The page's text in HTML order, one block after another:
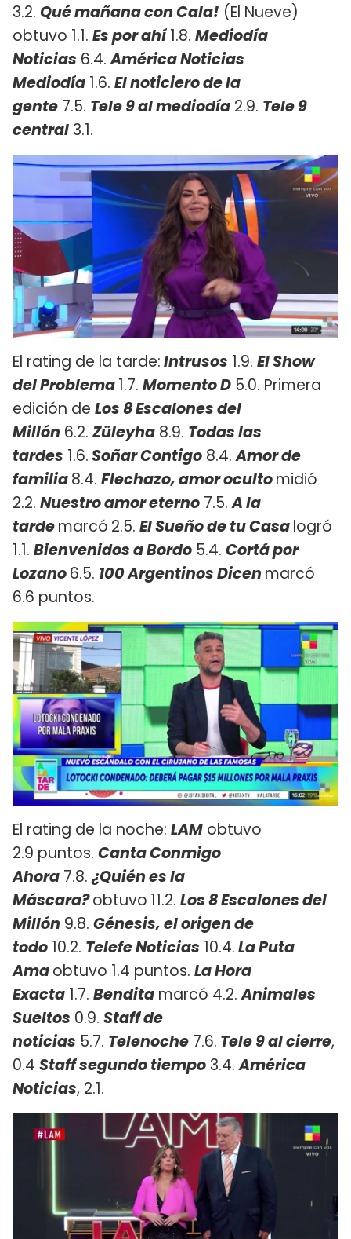
3.2. Qué mañana con Cala! (El Nueve)
obtuvo 1.1. Es por ahí1.8. Mediodía
Noticias 6.4.América Noticias
Mediodía 1.6. El noticiero de la
gente 7.5. Tele 9 al mediodía 2.9. Tele 9
central 3.1.
El rating de la tarde:Intrusos 1.9. El Show
del Problema1.7. Momento D 5.0. Primera
edición de Los 8 Escalones del
Millón 6.2. Züleyha 8.9. Todas las
tardes 1.6.Soñar Contigo 8.4.Amor de
familia8.4. Flechazo, amor ocultomidió
2.2. Nuestro amor eterno 7.5.A la
tardemarcó 2.5. El Sueño de tu Casalogró
1.1. Bienvenidos a Bordo 5.4. Cortá por
Lozano6.5. 100 Argentinos Dicen marcó
6.6 puntos.
El rating de la noche: LAM obtuvo
2.9 puntos. Canta Conmigo
Ahora 7.8.¿Quién es la
Máscara?obtuvo 11.2. Los 8 Escalones del
Millón 9.8. Génesis, el origen de
todo 10.2. Telefe Noticias 10.4.La Puta
Amaobtuvo 1.4 puntos. La Hora
Exacta 1.7. Bendita marcó 4.2.Animales
Sueltos 0.9. Staff de
noticias 5.7. Telenoche 7.6. Tele 9 al cierre,
0.4 Staff segundo tiempo 3.4.América
Noticias, 2.1.